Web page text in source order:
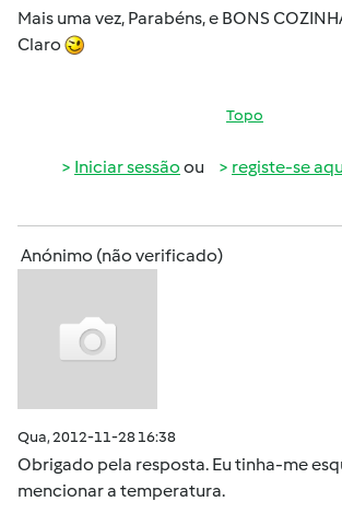
Mais uma vez, Parabéns, e BONS
Claro
Topo
Iniciar sessão ou registe-se
Anónimo (não verificado)
Qua, 2012-11-28 16:38
Obrigado pela resposta. Eu tinha-me
mencionar a temperatura.